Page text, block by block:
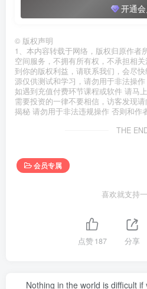
开通
© 版权声明
1、本内容转载于网络，版权归原作者
空间服务，不拥有所有权，不承担相
到你的版权利益，请联系我们，会尽
源仅供测试和学习，请勿用于非法操作
如遇到充值付费环节课程或软件 请马
需要投资的一律不要相信，访客发现
揭秘 请勿用于非法违规操作 否则和作
THE
会员专属
喜欢就支持
点赞187 分享
Nothing in the world is difficult